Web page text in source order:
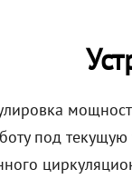
под текущую